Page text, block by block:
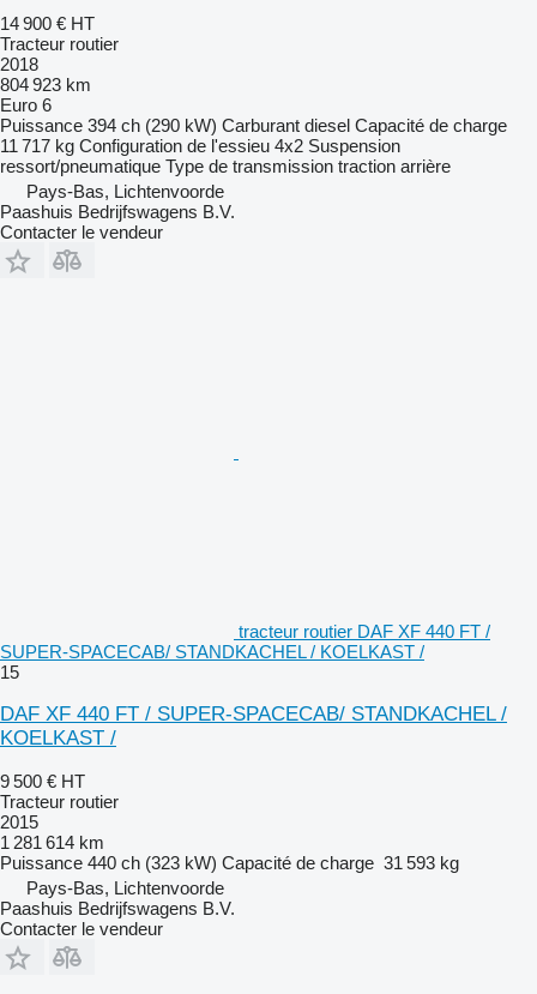
14 900 € HT
Tracteur routier
2018
804 923 km
Euro 6
Puissance 394 ch (290 kW) Carburant diesel Capacité de charge
11 717 kg Configuration de l'essieu 4x2 Suspension
ressort/pneumatique Type de transmission traction arrière
Pays-Bas, Lichtenvoorde
Paashuis Bedrijfswagens B.V.
Contacter le vendeur
tracteur routier DAF XF 440 FT /
SUPER-SPACECAB/ STANDKACHEL / KOELKAST /
15
DAF XF 440 FT / SUPER-SPACECAB/ STANDKACHEL /
KOELKAST /
9 500 € HT
Tracteur routier
2015
1 281 614 km
Puissance 440 ch (323 kW) Capacité de charge 31 593 kg
Pays-Bas, Lichtenvoorde
Paashuis Bedrijfswagens B.V.
Contacter le vendeur